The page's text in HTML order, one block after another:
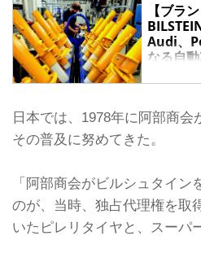
【ブラ
Audi、
なる自
ドイツ
ン）」に
にドイツ
メーカ
まり知ら
その約半
的に自動
日本では、1978年に阿部商会
その普及に努めてきた。
「阿部商会がビルシュタイ
のが、当時、独占代理権を取
いたピレリタイヤと、スーパ